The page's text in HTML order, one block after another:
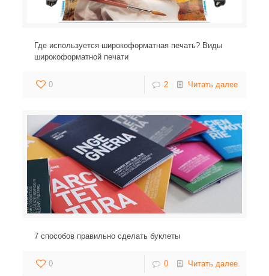
Где используется широкоформатная печать? Виды
широкоформатной печати
0 2 Читать далее
7 способов правильно сделать буклеты
0 0 Читать далее